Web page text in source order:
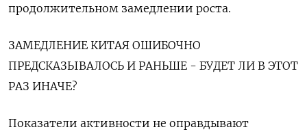
продолжительном замедлении роста.
ЗАМЕДЛЕНИЕ КИТАЯ ОШИБОЧНО
ПРЕДСКАЗЫВАЛОСЬ И РАНЬШЕ - БУДЕТ ЛИ В ЭТОТ
РАЗ ИНАЧЕ?
Показатели активности не оправдывают